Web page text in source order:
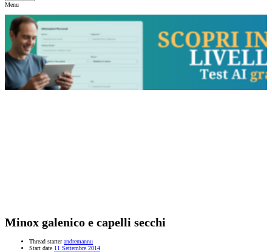
Menu
Minox galenico e capelli secchi
Thread starter andremannu
Start date 11 Settembre 2014